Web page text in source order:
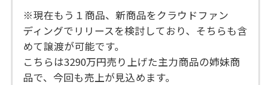
※現在もう１商品、新商品をクラウドファン
ディングでリリースを検討しており、そちらも含
めて譲渡が可能です。
こちらは3290万円売り上げた主力商品の姉妹商
品で、今回も売上が見込めます。